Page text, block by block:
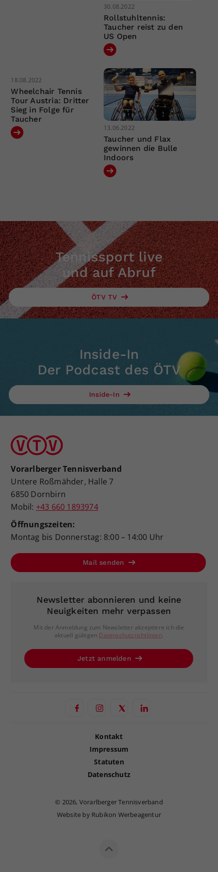
30.08.2022
Rollstuhltennis:
Taucher reist zu den
US Open
18.08.2022
Wheelchair Tennis
Tour Austria: Dritter
Sieg in Folge für
Taucher
13.06.2022
Taucher und Flax
gewinnen die Bulle
Indoors
Tennissport live
und auf Abruf
ÖTV TV
Inside-In
Der Podcast des ÖTV
Inside-In
Vorarlberger Tennisverband
Untere Roßmähder, Halle 7
6850 Dornbirn
Mobil: +43 660 1893974
Öffnungszeiten:
Montag bis Donnerstag: 8:00 – 14:00 Uhr
Mail senden
Newsletter abonnieren und keine
Neuigkeiten mehr verpassen
Mit der Anmeldung zum Newsletter akzeptiere ich die
aktuell gültigen Datenschutzrichtlinien.
Jetzt anmelden
Kontakt
Impressum
Statuten
Datenschutz
© 2026, Vorarlberger Tennisverband
Website by Rubikon Werbeagentur